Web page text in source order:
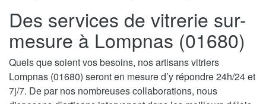
Des services de vitrerie sur-
mesure à Lompnas (01680)
Quels que soient vos besoins, nos artisans vitriers
Lompnas (01680) seront en mesure d’y répondre 24h/24 et
7j/7. De par nos nombreuses collaborations, nous